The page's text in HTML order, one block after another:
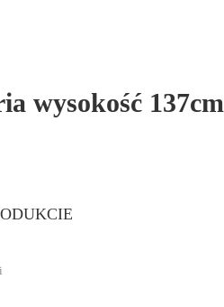
wysokość 137cm